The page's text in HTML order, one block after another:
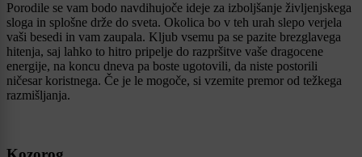
Porodile se vam bodo navdihujoče ideje za izboljšanje življenjskega
sloga in splošne drže do sveta. Okolica bo v teh urah slepo verjela
vaši besedi in vam zaupala. Kljub vsemu pa se pazite brezglavega
hitenja, saj lahko to hitro pripelje do razpršitve vaše dragocene
energije, na koncu dneva pa boste ugotovili, da niste postorili
ničesar koristnega. Če je le mogoče, si vzemite premor od težkega
razmišljanja.